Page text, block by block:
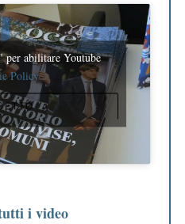
per abilitare Youtube
Policy
i video